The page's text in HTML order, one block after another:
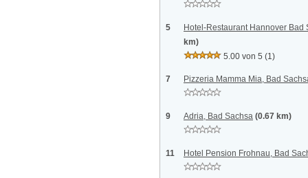
5
Hotel-Restaurant Hannover Bad
km)
5.00 von 5 (1)
7 Pizzeria Mamma Mia, Bad
9 Adria, Bad Sachsa (0.67 km)
11 Hotel Pension Frohnau, Bad